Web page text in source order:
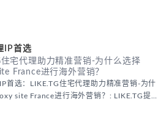
IP首选
住宅代理助力精准营销-为什么选择
France进行海外营销？
首选：LIKE.TG住宅代理助力精准营销-为什
site France进行海外营销？: LIKE.TG提